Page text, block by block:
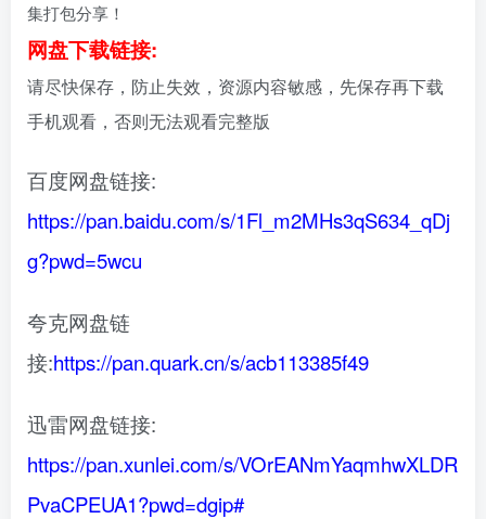
集打包分享！
网盘下载链接:
请尽快保存，防止失效，资源内容敏感，先保存再下载
手机观看，否则无法观看完整版
百度网盘链接:
https://pan.baidu.com/s/1Fl_m2MHs3qS634_qDj
g?pwd=5wcu
夸克网盘链
接:https://pan.quark.cn/s/acb113385f49
迅雷网盘链接:
https://pan.xunlei.com/s/VOrEANmYaqmhwXLDR
PvaCPEUA1?pwd=dgip#